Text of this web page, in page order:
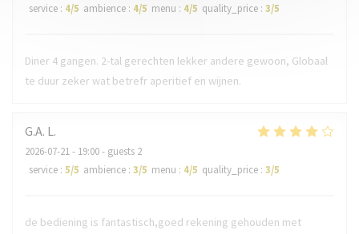
service : 4/5 ambience : 4/5 menu : 4/5 quality_price : 3/5
Diner 4 gangen. 2-tal gerechten lekker andere gewoon, Globaal
te duur zeker wat betrefr aperitief en wijnen.
G.A. L
2026-07-21- 19:00 - guests 2
service : 5/5 ambience : 3/5 menu : 4/5 quality_price : 3/5
de bediening is fantastisch,goed rekening gehouden met